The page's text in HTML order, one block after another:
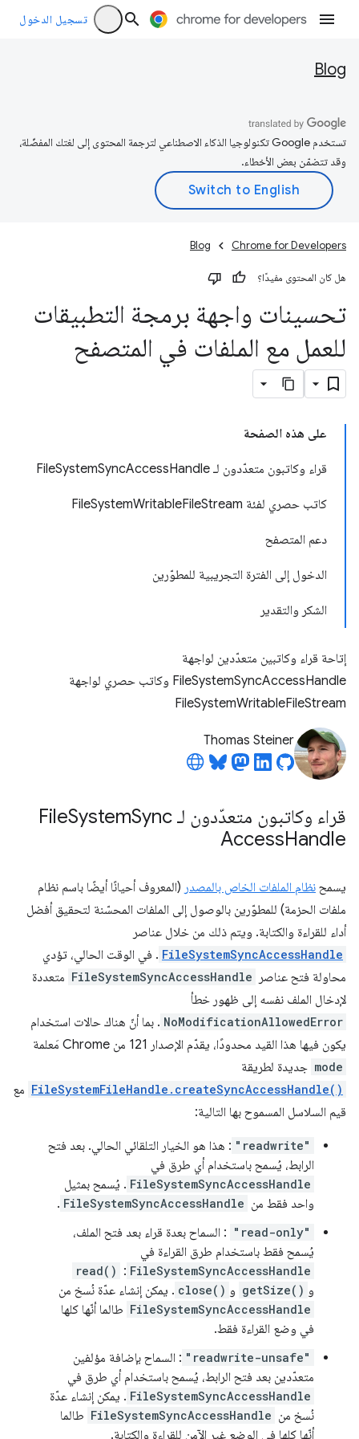
تسجيل الدخول
Blog
تستخدم Google تكنولوجيا الذكاء الاصطناعي لترجمة المحتوى إلى لغتك المفضّلة،
وقد تتضمّن بعض الأخطاء.
Chrome for Developers
Blog
هل كان المحتوى مفيدًا؟
تحسينات واجهة برمجة التطبيقات
للعمل مع الملفات في المتصفح
على هذه الصفحة
قراء وكاتبون متعدّدون لـ FileSystemSyncAccessHandle
كاتب حصري لفئة FileSystemWritableFileStream
دعم المتصفح
الدخول إلى الفترة التجريبية للمطوّرين
الشكر والتقدير
إتاحة قراء وكاتبين متعدّدين لواجهة
FileSystemSyncAccessHandle وكاتب حصري لواجهة
FileSystemWritableFileStream
Thomas Steiner
قراء وكاتبون متعدّدون لـ File SystemSync
AccessHandle
يسمح نظام الملفات الخاص بالمصدر (المعروف أحيانًا أيضًا باسم نظام
ملفات الحزمة) للمطوّرين بالوصول إلى الملفات المحسّنة لتحقيق أفضل
أداء للقراءة والكتابة. ويتم ذلك من خلال عناصر
FileSystemSyncAccessHandle . في الوقت الحالي، تؤدي
محاولة فتح عناصر
FileSystemSyncAccessHandle متعددة
لإدخال الملف نفسه إلى ظهور خطأ
NoModificationAllowedError . بما أنّ هناك حالات استخدام
يكون فيها هذا القيد محدودًا، يقدّم الإصدار 121 من Chrome مَعلمة
mode جديدة لطريقة
FileSystemFileHandle.createSyncAccessHandle() مع
قيم السلاسل المسموح بها التالية:
"readwrite" : هذا هو الخيار التلقائي الحالي. بعد فتح
الرابط، يُسمح باستخدام أي طرق في
FileSystemSyncAccessHandle . يُسمح بمثيل
واحد فقط من FileSystemSyncAccessHandle
.
"read-only" : السماح بعدة قراء بعد فتح الملف،
يُسمح فقط باستخدام طرق القراءة في
FileSystemSyncAccessHandle
:
read()
و getSize() و close() . يمكن إنشاء عدّة نُسخ من
FileSystemSyncAccessHandle طالما أنّها كلها
في وضع القراءة فقط.
"readwrite-unsafe" : السماح بإضافة مؤلفين
متعدّدين بعد فتح الرابط، يُسمح باستخدام أي طرق في
FileSystemSyncAccessHandle . يمكن إنشاء عدّة
نُسخ من FileSystemSyncAccessHandle طالما
أنّها كلها في الوضع غير الآمن للقراءة والكتابة.